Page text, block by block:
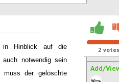
Hinblick auf die
auch notwendig sein
muss der gelöschte
2 votes
Add/